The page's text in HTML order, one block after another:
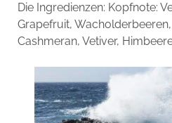
Die Ingredienzen: Kopfnote:
Grapefruit,
Cashmeran, Vetiver,